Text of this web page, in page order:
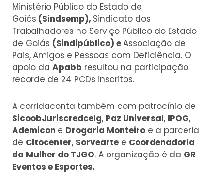
Ministério Público do Estado de
Goiás (Sindsemp), Sindicato dos
Trabalhadores no Serviço Público do Estado
de Goiás (Sindipúblico) eAssociação de
Pais, Amigos e Pessoas com Deficiência. O
apoio da Apabb resultou na participação
recorde de 24 PCDs inscritos.
A corridaconta também com patrocínio de
SicoobJuriscredcelg, Paz Universal, IPOG,
Ademicon e Drogaria Monteiro e a parceria
de Citocenter, Sorvearte e Coordenadoria
da Mulher do TJGO. A organização é da GR
Eventos e Esportes.